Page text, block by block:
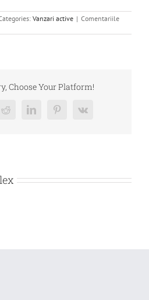
Vanzari active | Comentariile
Choose Your Platform!
RedditLinkedInPinterest
Vk